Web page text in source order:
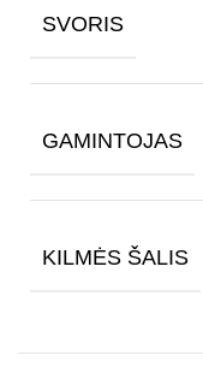
SVORIS
GAMINTOJAS
KILMĖS ŠALIS